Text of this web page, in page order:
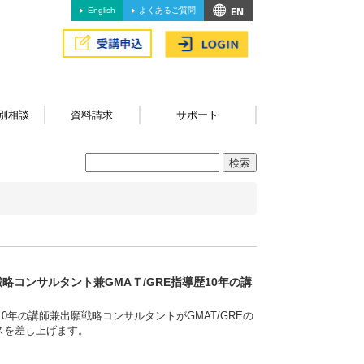
English よくあるご質問
相談 資料請求 サポート
コンサルタント兼GMAＴ/GRE指導歴10年の講
年の講師兼出願戦略コンサルタントがGMAT/GREの
差し上げます。